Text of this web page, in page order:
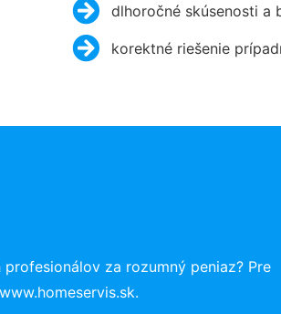
dlhoročné skúsenosti a
korektné riešenie
za rozumný peniaz? Pre